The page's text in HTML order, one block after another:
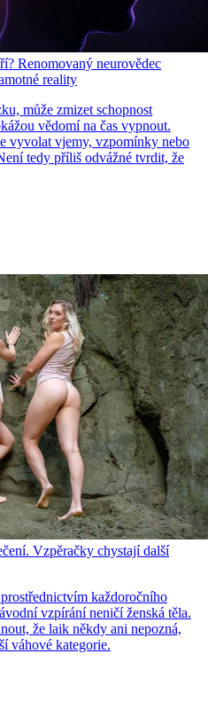
Renomovaný neurovědec
reality
může zmizet schopnost
vědomí na čas vypnout.
vyvolat vjemy, vzpomínky nebo
tedy příliš odvážné tvrdit, že
Vzpěračky chystají další
každoročního
vzpírání neničí ženská těla.
že laik někdy ani nepozná,
váhové kategorie.